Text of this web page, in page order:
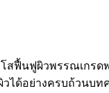
สฟื้นฟูผิวพรรณเก
อย่างครบถ้วนบท